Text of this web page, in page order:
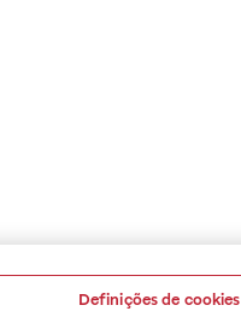
Definições de cookies